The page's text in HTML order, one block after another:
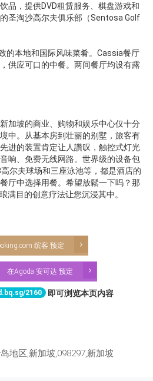
品，提供DVD租赁服务、棋盘游戏和
圣淘沙高尔夫俱乐部（Sentosa Golf
的本地和国际风味菜肴。Cassia餐厅
供应可口的中餐。两间餐厅均设有露
加坡的商业、购物和娱乐中心仅十分
中。从基本房到壮丽的别墅，旅客有
进的装置肯定让人讚叹，触控式灯光
响、免费无线网路。世界级的设备包
尔夫球场和三座泳池等，都是酒店的
厅中选择用餐。希望放鬆一下吗？那
满目的创意疗法让您沉浸其中。
缤客 预定
在Agoda 安可达 预定
2160 即可浏览本页内容
地区,新加坡,098297,新加坡